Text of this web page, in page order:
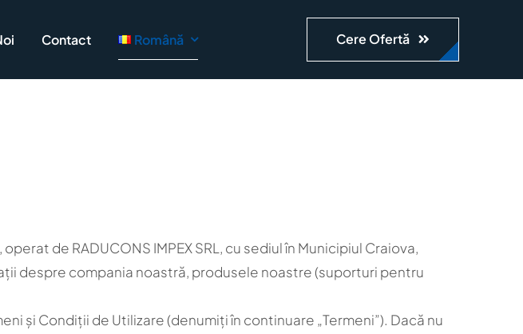
Contact Română Cere Ofertă
de RADUCONS IMPEX SRL, cu sediul în Municipiul Craiova,
despre compania noastră, produsele noastre (suporturi pentru
și Condiții de Utilizare (denumiți în continuare „Termeni”). Dacă nu